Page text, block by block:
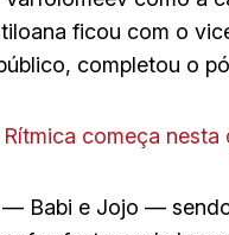
ficou com o
completou o
começa
— Babi e Jojo —